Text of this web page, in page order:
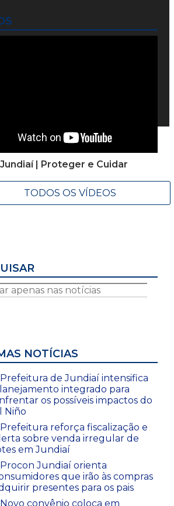
Jundiaí | Proteger e Cuidar
TODOS OS VÍDEOS
NOTÍCIAS
Prefeitura de Jundiaí intensifica
integrado para
os possíveis impactos do
Niño
Prefeitura reforça fiscalização e
sobre venda irregular de
em Jundiaí
Procon Jundiaí orienta
que irão às compras
presentes para os pais
Novo convênio coloca em